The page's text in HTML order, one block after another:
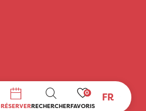
RÉSERVERRECHERCHER
RECHERCHE
0
FAVORIS
FR